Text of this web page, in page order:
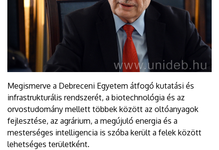
Megismerve a Debreceni Egyetem átfogó kutatási és
infrastrukturális rendszerét, a biotechnológia és az
orvostudomány mellett többek között az oltóanyagok
fejlesztése, az agrárium, a megújuló energia és a
mesterséges intelligencia is szóba került a felek között
lehetséges területként.